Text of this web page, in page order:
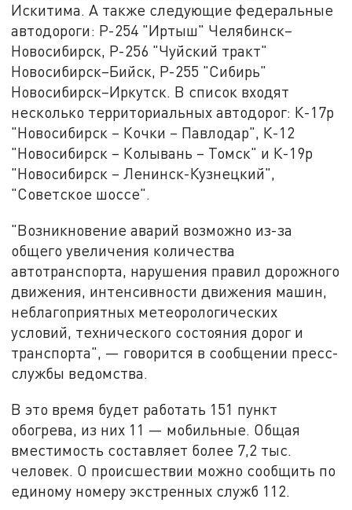
Искитима. А также следующие федеральные
автодороги: Р-254 "Иртыш" Челябинск–
Новосибирск, Р-256 "Чуйский тракт"
Новосибирск–Бийск, Р-255 "Сибирь"
Новосибирск–Иркутск. В список входят
несколько территориальных автодорог: К-17р
"Новосибирск – Кочки – Павлодар", К-12
"Новосибирск – Колывань – Томск" и К-19р
"Новосибирск – Ленинск-Кузнецкий",
"Советское шоссе".
"Возникновение аварий возможно из-за
общего увеличения количества
автотранспорта, нарушения правил дорожного
движения, интенсивности движения машин,
неблагоприятных метеорологических
условий, технического состояния дорог и
транспорта", — говорится в сообщении пресс-
службы ведомства.
В это время будет работать 151 пункт
обогрева, из них 11 — мобильные. Общая
вместимость составляет более 7,2 тыс.
человек. О происшествии можно сообщить по
единому номеру экстренных служб 112.